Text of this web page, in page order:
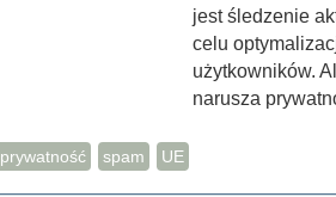
jest śledzenie
celu
użytkowników.
narusza
prywatność spam UE